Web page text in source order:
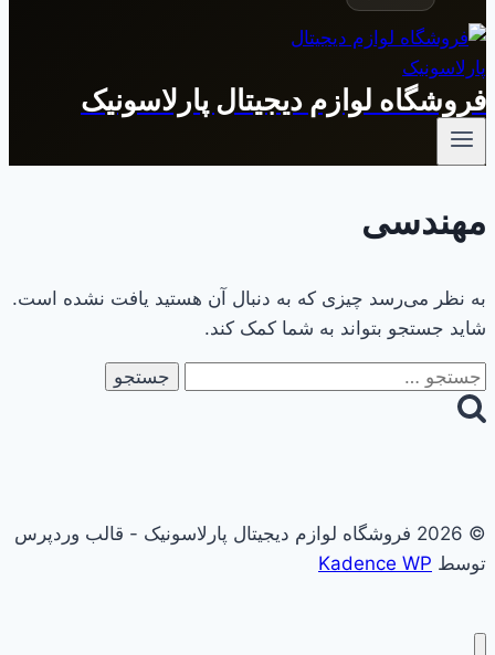
فروشگاه لوازم دیجیتال پارلاسونیک
مهندسی
به نظر می‌رسد چیزی که به دنبال آن هستید یافت نشده است.
شاید جستجو بتواند به شما کمک کند.
جستجو
برای:
© 2026 فروشگاه لوازم دیجیتال پارلاسونیک - قالب وردپرس
توسط Kadence WP